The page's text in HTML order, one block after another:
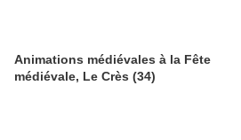
Animations médiévales à la Fête
médiévale, Le Crès (34)